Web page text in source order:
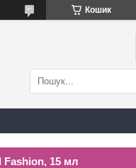
Кошик
Fashion, 15 мл